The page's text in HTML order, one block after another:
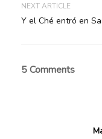
NEXT ARTICLE
Y el Ché entró en
5 Comments